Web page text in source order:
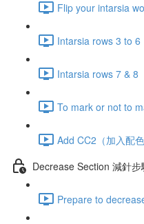
Flip your intarsia
Intarsia rows 3 to
Intarsia rows 7 & 8
To mark or not to
Add CC2（加入配
Decrease Section 減針步
Prepare to